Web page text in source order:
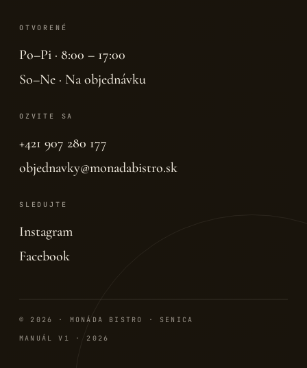
OTVORENÉ
Po–Pi · 8:00 – 17:00
So–Ne · Na objednávku
OZVITE SA
+421 907 280 177
objednavky@monadabistro.sk
SLEDUJTE
Instagram
Facebook
© 2026 · MONÁDA BISTRO · SENICA
MANUÁL V1 · 2026